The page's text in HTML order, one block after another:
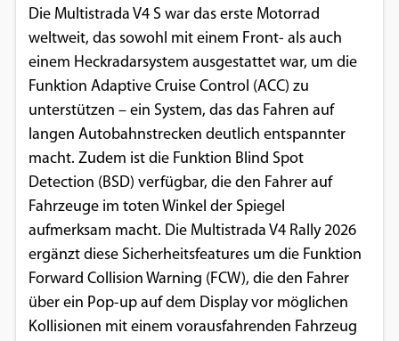
Die Multistrada V4 S war das erste Motorrad
weltweit, das sowohl mit einem Front- als auch
einem Heckradarsystem ausgestattet war, um die
Funktion Adaptive Cruise Control (ACC) zu
unterstützen – ein System, das das Fahren auf
langen Autobahnstrecken deutlich entspannter
macht. Zudem ist die Funktion Blind Spot
Detection (BSD) verfügbar, die den Fahrer auf
Fahrzeuge im toten Winkel der Spiegel
aufmerksam macht. Die Multistrada V4 Rally 2026
ergänzt diese Sicherheitsfeatures um die Funktion
Forward Collision Warning (FCW), die den Fahrer
über ein Pop-up auf dem Display vor möglichen
Kollisionen mit einem vorausfahrenden Fahrzeug